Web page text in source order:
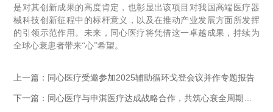
是对其创新成果的高度肯定，也彰显出该项目对我国高端医疗器
械科技创新征程中的标杆意义，以及在推动产业发展方面所发挥
的引领示范作用。 未来，同心医疗将凭借这一卓越成果，持续为
全球心衰患者带来“心”希望 。
上一篇：同心医疗受邀参加2025辅助循环戈登会议并作专题报告